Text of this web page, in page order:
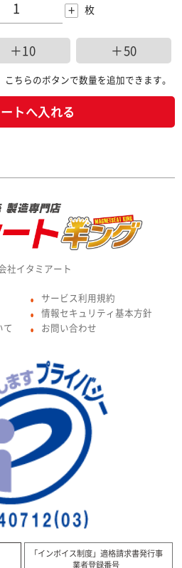
+ 枚
＋10 ＋50
こちらのボタンで数量を追加できます。
トへ入れる
社イタミアート
て
● サービス利用規約
● 情報セキュリティ基本方針
● お問い合わせ
「インボイス制度」適格請求書発行事
業者登録番号